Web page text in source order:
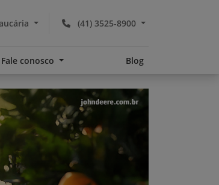
(41) 3525-8900
Fale conosco Blog